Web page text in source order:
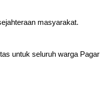
masyarakat.
untuk seluruh warga Pagar